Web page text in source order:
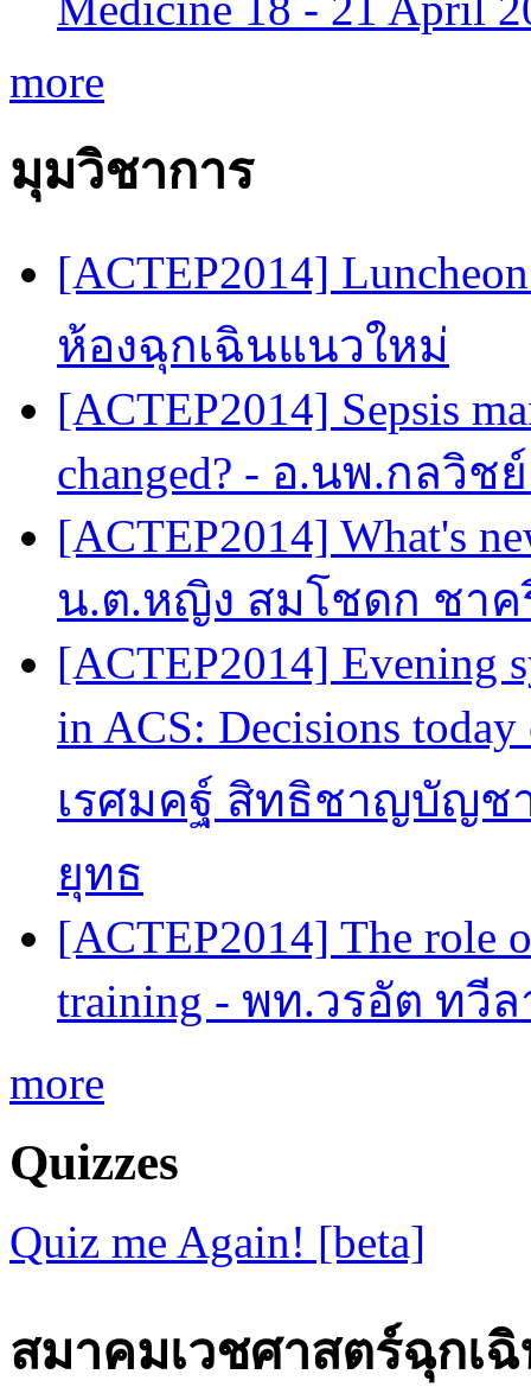
more
มุมวิชาการ
[ACTEP2014]
ห้องฉุกเฉินแนวใหม่
[ACTEP2014] Sepsis
changed? - อ.นพ.กลวิช
[ACTEP2014] What's
น.ต.หญิง สมโชดก ชาค
[ACTEP2014] Evening
in ACS: Decisions
เรศมคฐ์ สิทธิชาญบัญช
ยุทธ
[ACTEP2014] The role
training - พท.วรอัต ทวี
more
Quizzes
Quiz me Again! [beta]
สมาคมเวชศาสตร์ฉุกเ